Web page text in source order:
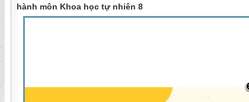
hành môn Khoa học tự nhiên 8